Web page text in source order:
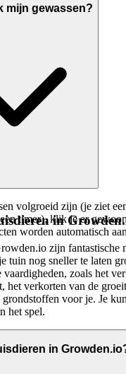
mijn gewassen?
volgroeid zijn (je ziet
timer), klik je er
worden automatisch
in
zijn fantastische
tuin nog sneller te laten
zoals het
het verkorten van de
voor je. Je
het spel.
in